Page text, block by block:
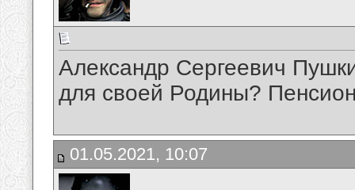
Александр Сергеевич
для своей Родины?
01.05.2021, 10:07